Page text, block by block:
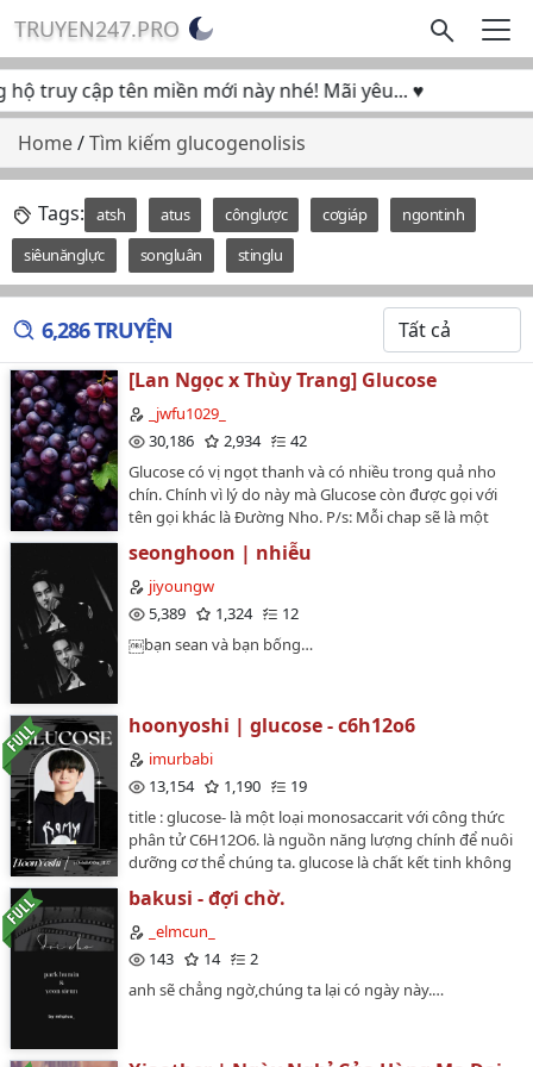
TRUYEN247.PRO
truy cập tên miền mới này nhé! Mãi yêu... ♥
Home/Tìm kiếm glucogenolisis
Tags: atsh atus cônglược cơgiáp
ngontinh
siêunănglực
songluân stinglu
6,286 TRUYỆN
[Lan Ngọc x Thùy Trang] Glucose
_jwfu1029_
30,186
2,934
42
Glucose có vị ngọt thanh và có nhiều trong quả nho
chín. Chính vì lý do này mà Glucose còn được gọi với
tên gọi khác là Đường Nho. P/s: Mỗi chap sẽ là một
chiếc oneshot be bé mà idea bật ra trong đầu mình
nên chap trước và chap sau sẽ hong lquan đến nhau
đâu 🫶🏻 và cũng sẽ hong thường xuyên có chap 😞…
seonghoon | nhiễu
jiyoungw
5,389
1,324
12
￼bạn sean và bạn bống…
hoonyoshi | glucose - c6h12o6
imurbabi
13,154
1,190
19
title : glucose- là một loại monosaccarit với công thức
phân tử C6H12O6. là nguồn năng lượng chính để nuôi
dưỡng cơ thể chúng ta. glucose là chất kết tinh không
chảy ở 146 độ C (dạng α) và 150 độ C (dạng β), có vị
ngọt nhưng không ngọt bằng đường mía
(saccarose).couple : jihoon x yoshi (treasure)author :
khi anh len lỏi vào trái tim em."note : lowercase, nội
bakusi - đợi chờ.
_elmcun_
143
14
2
anh sẽ chẳng ngờ,chúng ta lại có ngày này.…